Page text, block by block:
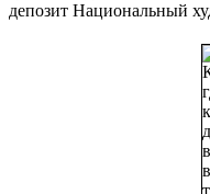
депозит Национальный